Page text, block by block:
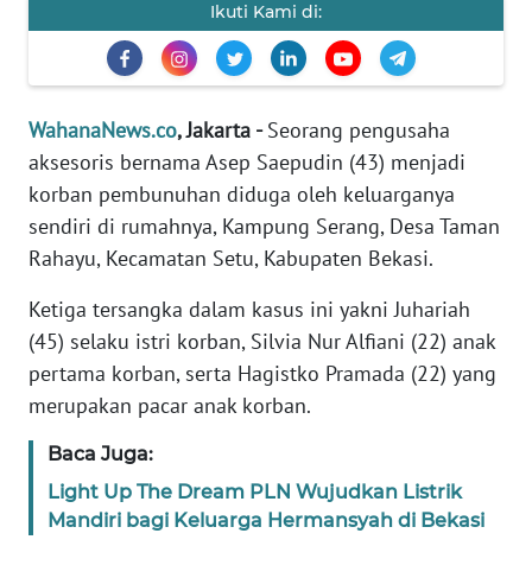
Ikuti Kami di:
WahanaNews.co, Jakarta -Seorang pengusaha
aksesoris bernama Asep Saepudin (43) menjadi
korban pembunuhan diduga oleh keluarganya
sendiri di rumahnya, Kampung Serang, Desa Taman
Rahayu, Kecamatan Setu, Kabupaten Bekasi.
Ketiga tersangka dalam kasus ini yakni Juhariah
(45) selaku istri korban, Silvia Nur Alfiani (22) anak
pertama korban, serta Hagistko Pramada (22) yang
merupakan pacar anak korban.
Baca Juga:
Light Up The Dream PLN Wujudkan Listrik
Mandiri bagi Keluarga Hermansyah di Bekasi
EDITORIAL
Informasi
INDEKS
BERITA
KONTAK
KAMI
IKLAN
TENTANG